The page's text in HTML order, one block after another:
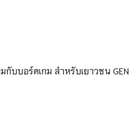
บบอร์ดเกม สำหรับเยาวชน GEN